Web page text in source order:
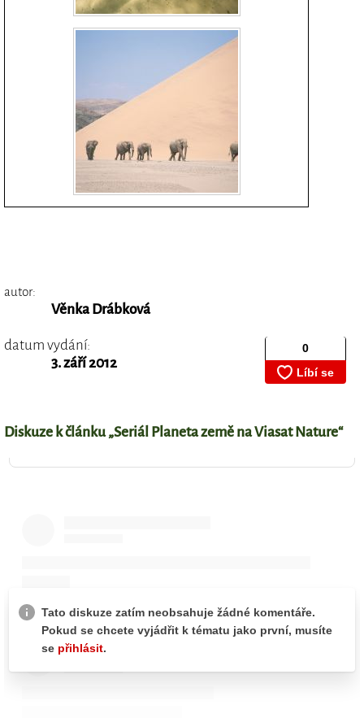
autor:
Věnka Drábková
datum vydání:
3. září 2012
Diskuze k článku „Seriál Planeta země na Viasat Nature“